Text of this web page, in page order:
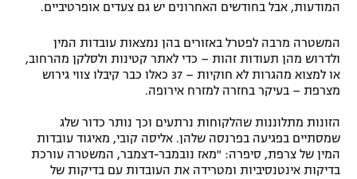
מדיניות פרטיות
תקנון פעילות ספורט 1
רשיון להקרנה פומבית לבית עסק
ספורט אתגרי ואקסטרים
אומנויות לחימה
גיימינג E-Sports
המודעות, אבל בחודשים האחרונים יש גם צעדים אופרטיביים.
המשטרה מרבה לפטרל באזורים בהן נמצאות עובדות המין
ולדרוש מהן תעודות זהות – כדי לאתר קטינות ולסלקן מהרחוב,
או למצוא מהגרות לא חוקיות – 37 כאלו כבר קיבלו צווי גירוש
מצרפת – בעיקר בחזרה למזרח אירופה.
הזונות מתלוננות שהלקוחות נרתעים וכך נותר כדור שלג
שמסתיים בפגיעה בפרנסה שלהן. אליסה קובי, מאיגוד עובדות
המין של צרפת, סיפרה: "מאז נובמבר-דצמבר, המשטרה עורכת
בדיקות אינטנסיביות ומטרידה את העובדות עם בדיקות של